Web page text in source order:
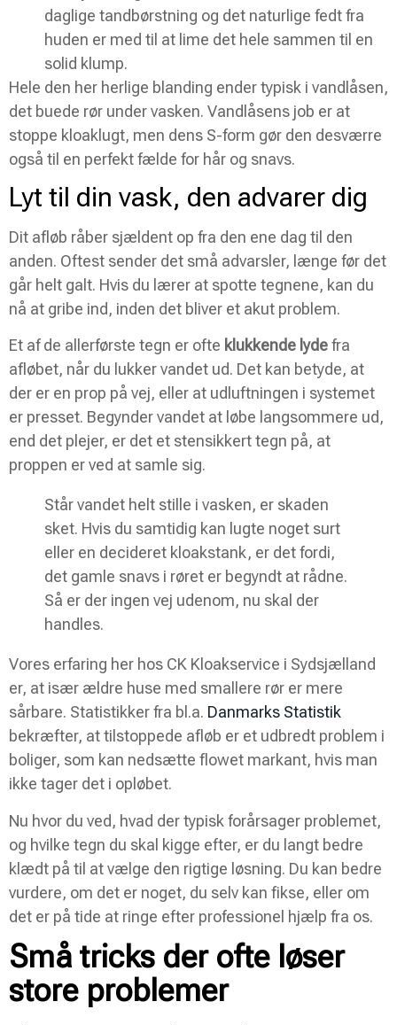
daglige tandbørstning og det naturlige fedt fra
huden er med til at lime det hele sammen til en
solid klump.
Hele den her herlige blanding ender typisk i vandlåsen,
det buede rør under vasken. Vandlåsens job er at
stoppe kloaklugt, men dens S-form gør den desværre
også til en perfekt fælde for hår og snavs.
Lyt til din vask, den advarer dig
Dit afløb råber sjældent op fra den ene dag til den
anden. Oftest sender det små advarsler, længe før det
går helt galt. Hvis du lærer at spotte tegnene, kan du
nå at gribe ind, inden det bliver et akut problem.
Et af de allerførste tegn er ofte klukkende lydefra
afløbet, når du lukker vandet ud. Det kan betyde, at
der er en prop på vej, eller at udluftningen i systemet
er presset. Begynder vandet at løbe langsommere ud,
end det plejer, er det et stensikkert tegn på, at
proppen er ved at samle sig.
Står vandet helt stille i vasken, er skaden
sket. Hvis du samtidig kan lugte noget surt
eller en decideret kloakstank, er det fordi,
det gamle snavs i røret er begyndt at rådne.
Så er der ingen vej udenom, nu skal der
handles.
Vores erfaring her hos CK Kloakservice i Sydsjælland
er, at især ældre huse med smallere rør er mere
sårbare. Statistikker fra bl.a. Danmarks Statistik
bekræfter, at tilstoppede afløb er et udbredt problem i
boliger, som kan nedsætte flowet markant, hvis man
ikke tager det i opløbet.
Nu hvor du ved, hvad der typisk forårsager problemet,
og hvilke tegn du skal kigge efter, er du langt bedre
klædt på til at vælge den rigtige løsning. Du kan bedre
vurdere, om det er noget, du selv kan fikse, eller om
det er på tide at ringe efter professionel hjælp fra os.
Små tricks der ofte løser
store problemer